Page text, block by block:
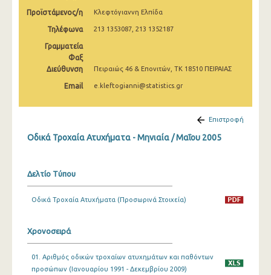
Φεβρουαρίου 2025
Ιανουαρίου 2025
Δεκεμβρίου 2024
Αυγούστου 2024
Ιουνίου 2024
Απριλίου 2024
Μαρτίου 2024
Προϊστάμενος/η Κλεφτόγιαννη Ελπίδα
Τηλέφωνα 213 1353087, 213 1352187
Γραμματεία
Φαξ
Διεύθυνση
Πειραιώς 46 & Επονιτών, ΤΚ 18510 ΠΕΙΡΑΙΑΣ
Email e.kleftogianni@statistics.gr
Επιστροφή
Οδικά Τροχαία Ατυχήματα - Μηνιαία / Μαΐου 2005
Δελτίο Τύπου
Οδικά Τροχαία Ατυχήματα (Προσωρινά Στοιχεία)
Χρονοσειρά
01. Αριθμός οδικών τροχαίων ατυχημάτων και παθόντων
προσώπων (Ιανουαρίου 1991 - Δεκεμβρίου 2009)